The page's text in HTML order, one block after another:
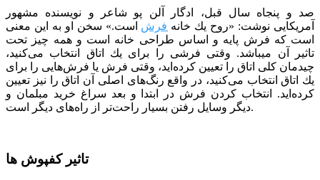
صد و پنجاه سال قبل، ادگار آلن پو شاعر و نویسنده مشهور
آمریکایی نوشت: «روح یك خانه فرش است.» سخن او به این معنی
است كه فرش پایه و اساس طراحی خانه است و همه چیز تحت
تاثیر آن می­باشد. وقتی فرشی را برای یك اتاق انتخاب می‌كنید،
چیدمان كلی اتاق را تعیین كرده‌اید، وقتی فرش یا فرش‌هایی را برای
یك اتاق انتخاب می‌كنید، در واقع رنگ‌های اصلی آن اتاق را نیز تعیین
كرده‌اید. انتخاب کردن فرش در ابتدا و بعد سراغ خرید مبلمان و
دیگر وسایل رفتن بسیار راحت‌تر از راه‌های دیگر است.
تاثیر کفپوش ها